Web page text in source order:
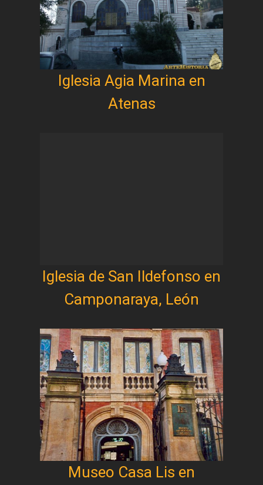
Iglesia Agia Marina en
Atenas
Iglesia de San Ildefonso en
Camponaraya, León
Museo Casa Lis en